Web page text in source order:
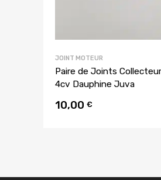
JOINT MOTEUR
Paire de Joints
4cv Dauphine Juva
10,00 €